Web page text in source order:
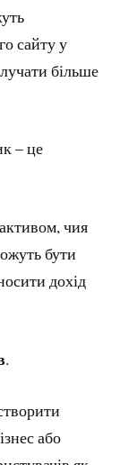
сайту у
більше
– це
чия
бути
дохід
.
або